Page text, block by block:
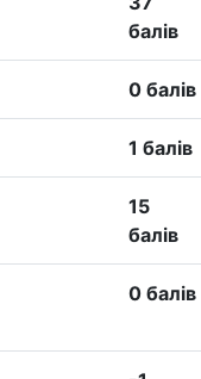
балів
0 балів
1 балів
15
балів
0 балів